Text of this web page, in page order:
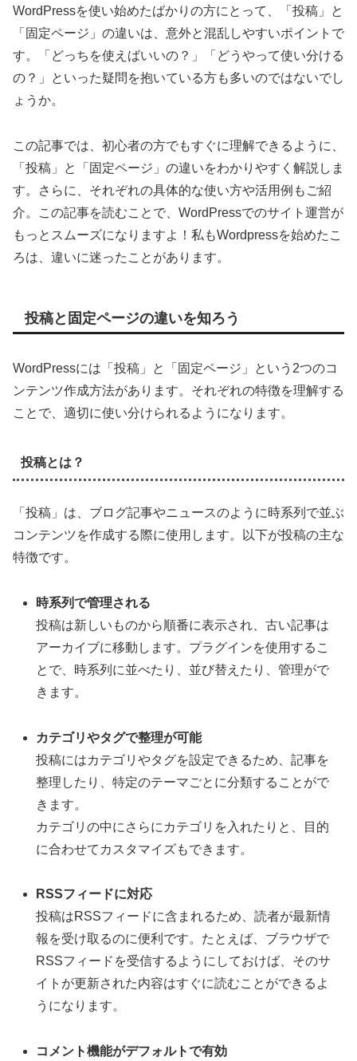
WordPressを使い始めたばかりの方にとって、「投稿」と
「固定ページ」の違いは、意外と混乱しやすいポイントで
す。「どっちを使えばいいの？」「どうやって使い分ける
の？」といった疑問を抱いている方も多いのではないでし
ょうか。
この記事では、初心者の方でもすぐに理解できるように、
「投稿」と「固定ページ」の違いをわかりやすく解説しま
す。さらに、それぞれの具体的な使い方や活用例もご紹
介。この記事を読むことで、WordPressでのサイト運営が
もっとスムーズになりますよ！私もWordpressを始めたこ
ろは、違いに迷ったことがあります。
投稿と固定ページの違いを知ろう
WordPressには「投稿」と「固定ページ」という2つのコ
ンテンツ作成方法があります。それぞれの特徴を理解する
ことで、適切に使い分けられるようになります。
投稿とは？
「投稿」は、ブログ記事やニュースのように時系列で並ぶ
コンテンツを作成する際に使用します。以下が投稿の主な
特徴です。
時系列で管理される
投稿は新しいものから順番に表示され、古い記事は
アーカイブに移動します。プラグインを使用するこ
とで、時系列に並べたり、並び替えたり、管理がで
きます。
カテゴリやタグで整理が可能
投稿にはカテゴリやタグを設定できるため、記事を
整理したり、特定のテーマごとに分類することがで
きます。
カテゴリの中にさらにカテゴリを入れたりと、目的
に合わせてカスタマイズもできます。
RSSフィードに対応
投稿はRSSフィードに含まれるため、読者が最新情
報を受け取るのに便利です。たとえば、ブラウザで
RSSフィードを受信するようにしておけば、そのサ
イトが更新された内容はすぐに読むことができるよ
うになります。
コメント機能がデフォルトで有効